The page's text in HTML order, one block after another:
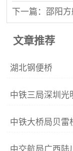
下一篇：邵阳
文章推荐
湖北钢便桥
中铁三局深圳光
中铁大桥局贝雷